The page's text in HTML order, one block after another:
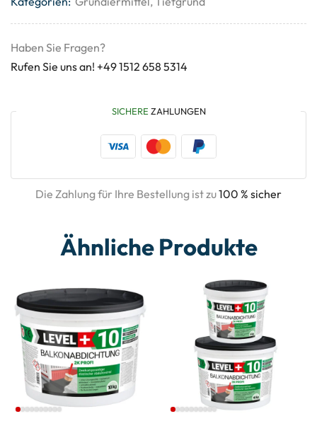
Haben Sie Fragen?
Rufen Sie uns an! +49 1512 658 5314
SICHERE ZAHLUNGEN
Die Zahlung für Ihre Bestellung ist zu100 % sicher
Ähnliche Produkte